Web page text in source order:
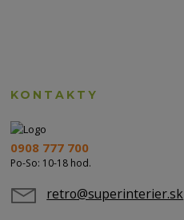
KONTAKTY
0908 777 700
Po-So: 10-18 hod.
retro@superinterier.sk